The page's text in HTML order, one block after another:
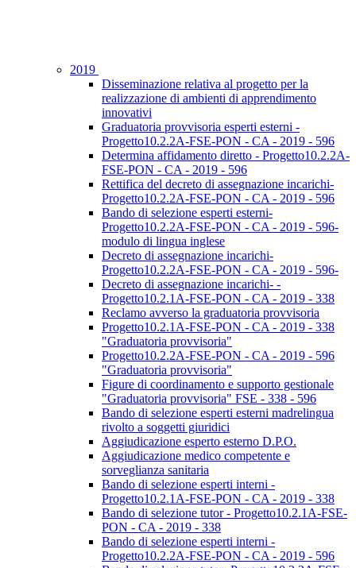
2019
Disseminazione relativa al progetto per la
realizzazione di ambienti di apprendimento
innovativi
Graduatoria provvisoria esperti esterni -
Progetto10.2.2A-FSE-PON - CA - 2019 - 596
Determina affidamento diretto - Progetto10.2.2A-
FSE-PON - CA - 2019 - 596
Rettifica del decreto di assegnazione incarichi-
Progetto10.2.2A-FSE-PON - CA - 2019 - 596
Bando di selezione esperti esterni-
Progetto10.2.2A-FSE-PON - CA - 2019 - 596-
modulo di lingua inglese
Decreto di assegnazione incarichi-
Progetto10.2.2A-FSE-PON - CA - 2019 - 596-
Decreto di assegnazione incarichi- -
Progetto10.2.1A-FSE-PON - CA - 2019 - 338
Reclamo avverso la graduatoria provvisoria
Progetto10.2.1A-FSE-PON - CA - 2019 - 338
"Graduatoria provvisoria"
Progetto10.2.2A-FSE-PON - CA - 2019 - 596
"Graduatoria provvisoria"
Figure di coordinamento e supporto gestionale
"Graduatoria provvisoria" FSE - 338 - 596
Bando di selezione esperti esterni madrelingua
rivolto a soggetti giuridici
Aggiudicazione esperto esterno D.P.O.
Aggiudicazione medico competente e
sorveglianza sanitaria
Bando di selezione esperti interni -
Progetto10.2.1A-FSE-PON - CA - 2019 - 338
Bando di selezione tutor - Progetto10.2.1A-FSE-
PON - CA - 2019 - 338
Bando di selezione esperti interni -
Progetto10.2.2A-FSE-PON - CA - 2019 - 596